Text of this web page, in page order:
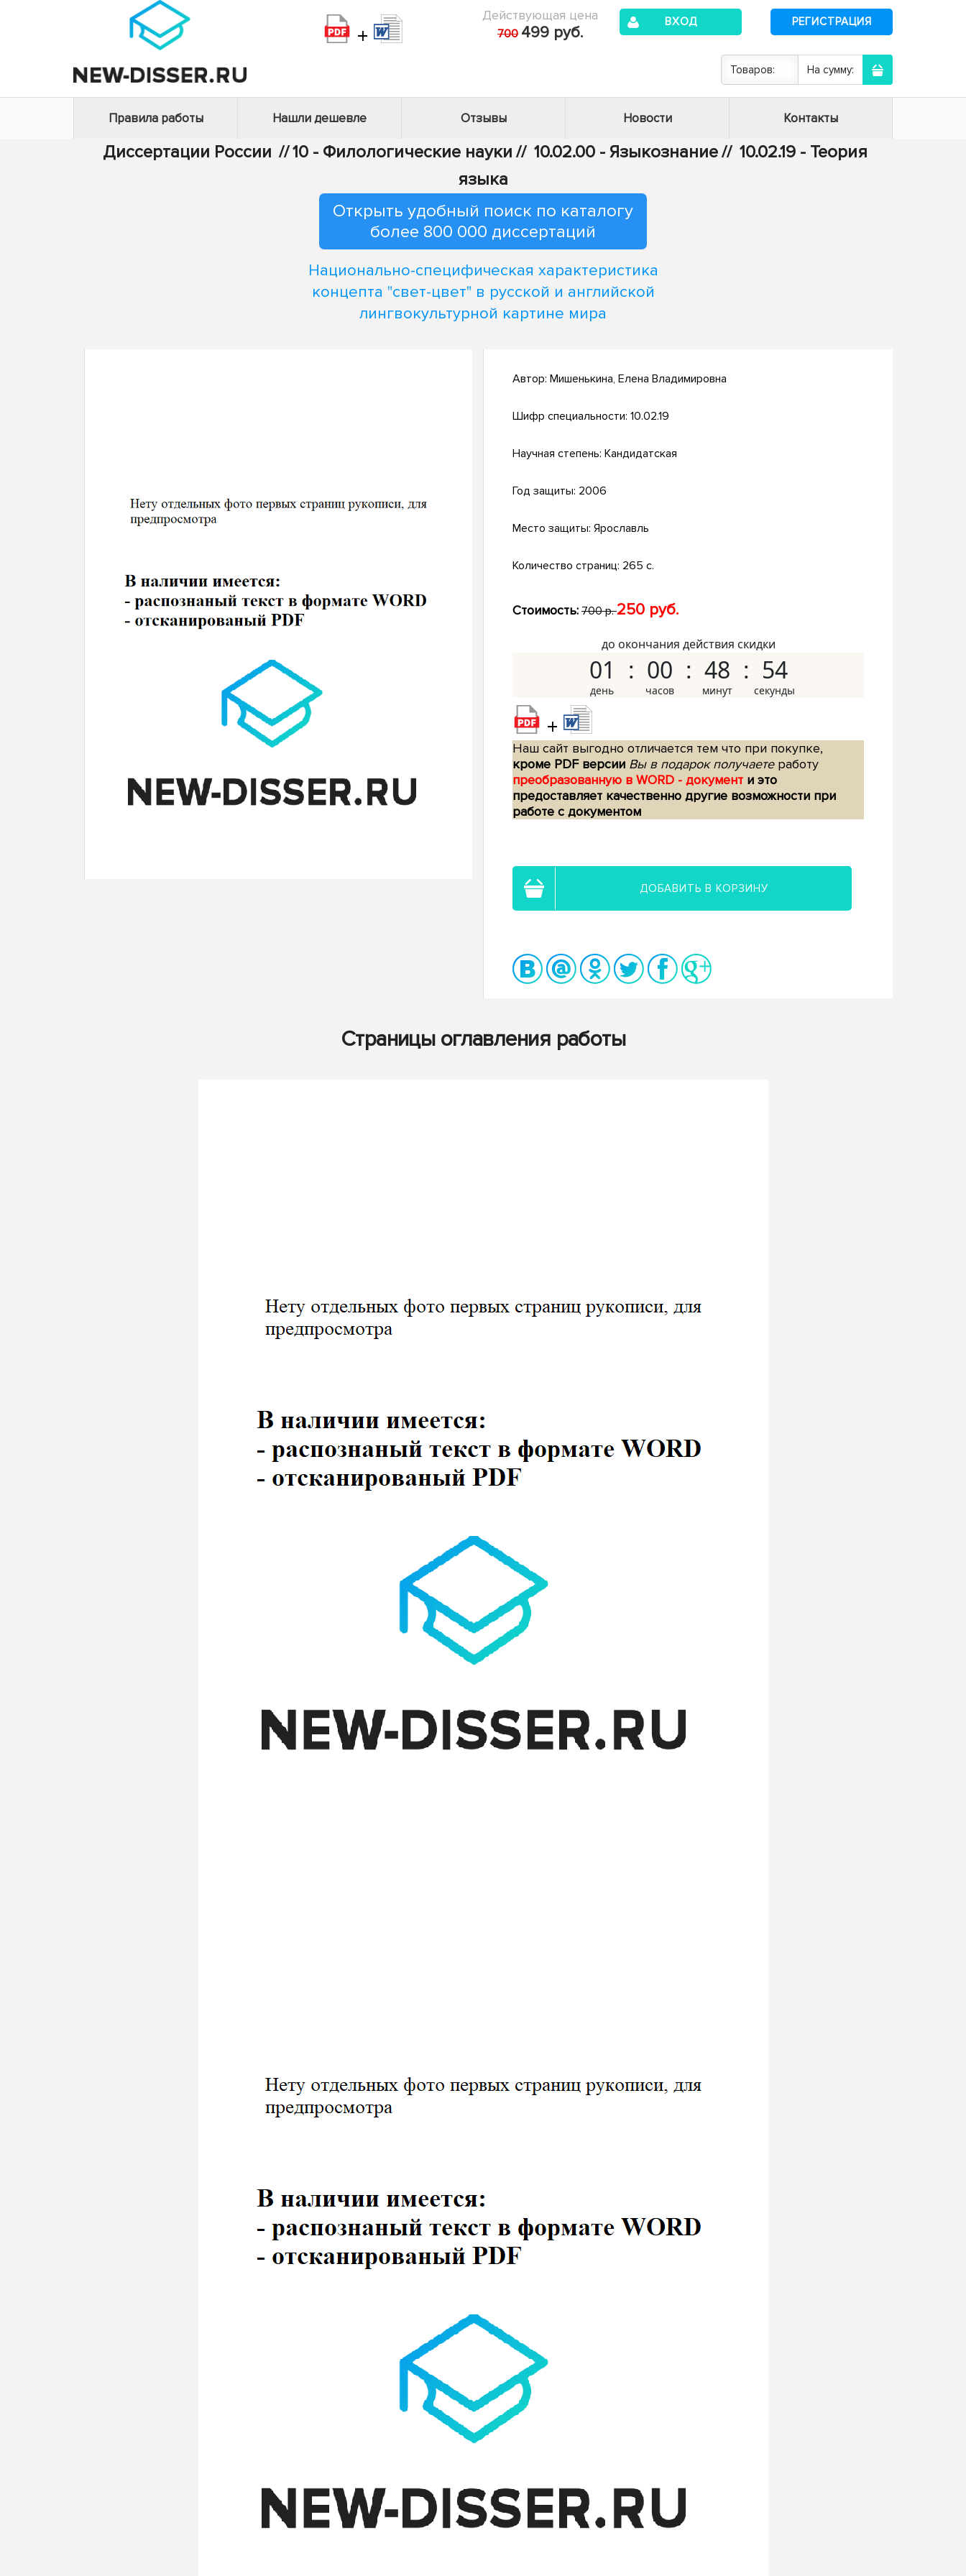
+
Действующая цена
700 499 руб.
ВХОД РЕГИСТРАЦИЯ
Товаров: На сумму:
Правила работы Нашли дешевле Отзывы Новости Контакты
Диссертации России //10 - Филологические науки // 10.02.00 - Языкознание// 10.02.19 - Теория
языка
Открыть удобный поиск по каталогу
более 800 000 диссертаций
Национально-специфическая характеристика
концепта "свет-цвет" в русской и английской
лингвокультурной картине мира
Автор: Мишенькина, Елена Владимировна
Шифр специальности: 10.02.19
Научная степень: Кандидатская
Год защиты: 2006
Место защиты: Ярославль
Количество страниц: 265 с.
Стоимость: 700 р.250 руб.
до окончания действия скидки
01 00 48 53
+
Наш сайт выгодно отличается тем что при покупке,
кроме PDF версии Вы в подарок получаетеработу
преобразованную в WORD - документ и это
предоставляет качественно другие возможности при
работе с документом
ДОБАВИТЬ В КОРЗИНУ
Страницы оглавления работы